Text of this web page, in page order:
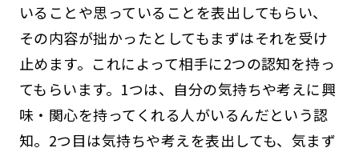
いることや思っていることを表出してもらい、
その内容が拙かったとしてもまずはそれを受け
止めます。これによって相手に2つの認知を持っ
てもらいます。1つは、自分の気持ちや考えに興
味・関心を持ってくれる人がいるんだという認
知。2つ目は気持ちや考えを表出しても、気まず